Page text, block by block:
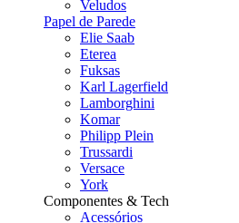
Veludos
Papel de Parede
Elie Saab
Eterea
Fuksas
Karl Lagerfield
Lamborghini
Komar
Philipp Plein
Trussardi
Versace
York
Componentes & Tech
Acessórios